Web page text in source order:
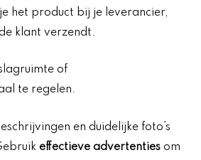
het product bij je leverancier,
klant verzendt.
of
te regelen.
en duidelijke foto’s
effectieve advertenties om